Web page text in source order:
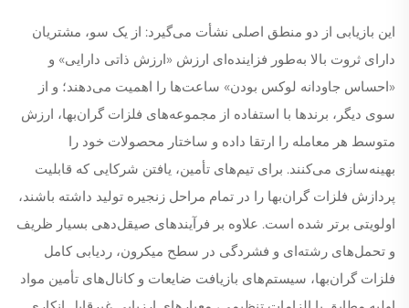
این بازیابی از دو منطق اصلی نشأت می‌گیرد: از یک سو، مشتریان
دارای ثروت بالا به‌طور فزاینده‌ای ارزش «ارزش ذاتی دارایی» و
«احساس جاودانه لوکس بودن» ساعت‌ها را اهمیت می‌دهند؛ و از
سوی دیگر، برندها با استفاده از مجموعه‌های فلزات گران‌بها، ارزش
متوسط هر معامله را ارتقا داده و ساختار محصولات خود را
بهینه‌سازی می‌کنند. برای تیم‌های تأمین، یافتن شرکایی که قابلیت
پردازش فلزات گران‌بها را در تمام مراحل زنجیره تولید داشته باشند،
اولویتی برتر شده است. علاوه بر فرآیندهای صیقل‌دهی بسیار ظریف
و تحمل‌های رشته‌ای و فشردگی در سطح میکرون، ردیابی کامل
فلزات گران‌بها، سیستم‌های بازیافت ضایعات و کانال‌های تأمین مواد